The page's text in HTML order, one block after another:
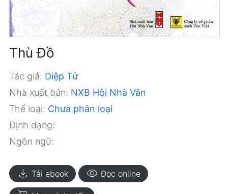
Thù Đồ
Tác giả: Diệp Tử
Nhà xuất bản: NXB Hội Nhà Văn
Thể loại: Chưa phân loại
Định dạng:
Ngôn ngữ:
download Tải ebook visibility Đọc online